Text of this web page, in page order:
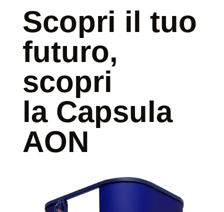
Scopri il tuo
futuro,
scopri
la Capsula
AON